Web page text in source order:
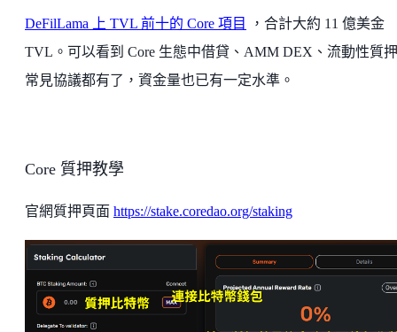
DeFilLama 上 TVL 前十的 Core 項目
，合計大約 11 億美金
TVL。可以看到 Core 生態中借貸、AMM DEX、流動性質
常見協議都有了，資金量也已有一定水準。
Core 質押教學
官網質押頁面 https://stake.coredao.org/staking